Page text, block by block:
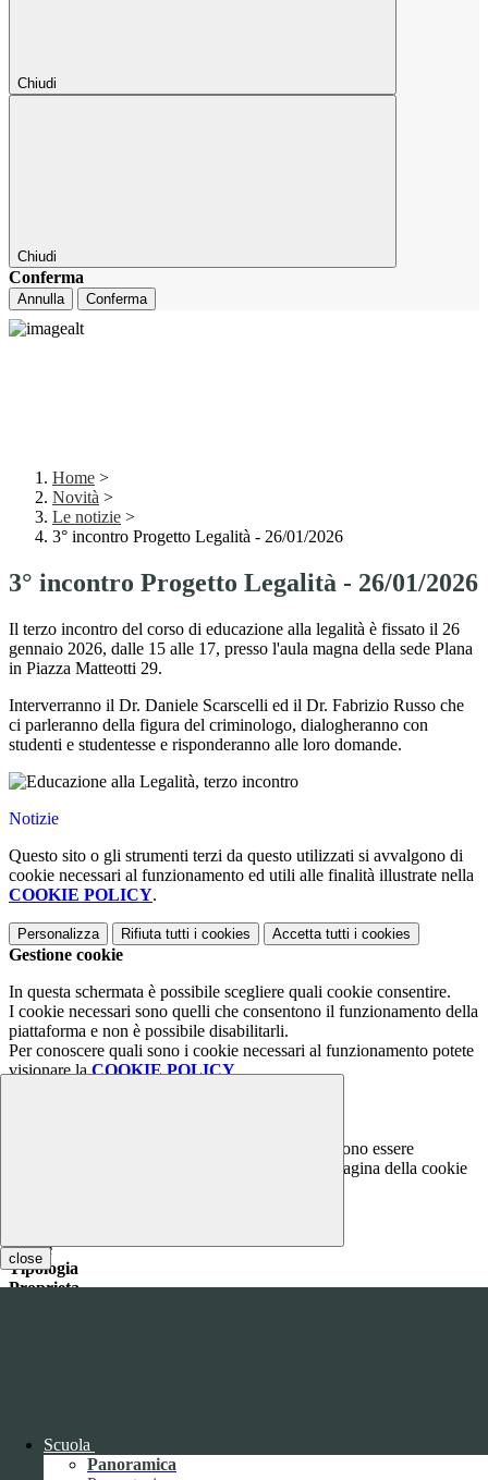
Chiudi
Chiudi
Conferma
Annulla Conferma
close
Scuola
Panoramica
Home >
Novità >
Le notizie >
3° incontro Progetto Legalità - 26/01/2026
3° incontro Progetto Legalità - 26/01/2026
Il terzo incontro del corso di educazione alla legalità è fissato il 26
gennaio 2026, dalle 15 alle 17, presso l'aula magna della sede Plana
in Piazza Matteotti 29.
Interverranno il Dr. Daniele Scarscelli ed il Dr. Fabrizio Russo che
ci parleranno della figura del criminologo, dialogheranno con
studenti e studentesse e risponderanno alle loro domande.
Notizie
Questo sito o gli strumenti terzi da questo utilizzati si avvalgono di
cookie necessari al funzionamento ed utili alle finalità illustrate nella
COOKIE POLICY.
Personalizza Rifiuta tutti i cookies Accetta tutti i cookies
Gestione cookie
In questa schermata è possibile scegliere quali cookie consentire.
I cookie necessari sono quelli che consentono il funzionamento della
piattaforma e non è possibile disabilitarli.
Per conoscere quali sono i cookie necessari al funzionamento potete
visionare laCOOKIE POLICY.
I cookie necessari per il funzionamento non possono essere
disabilitati. È possibile consultare l'elenco nella pagina della cookie
Nome
Tipologia
Proprieta
Durata:Sessione
VISITOR_INFO1_LIVE